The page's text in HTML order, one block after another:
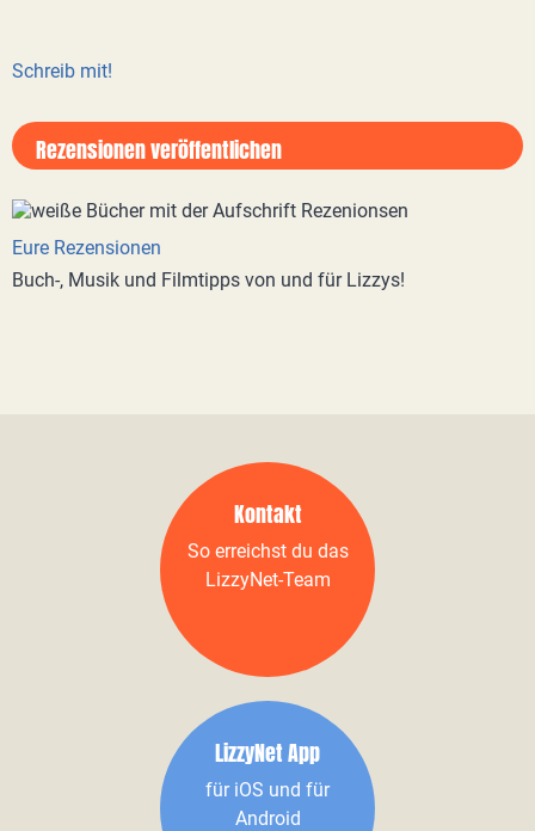
Schreib mit!
Rezensionen veröffentlichen
Eure Rezensionen
Buch-, Musik und Filmtipps von und für Lizzys!
Kontakt
So erreichst du das
LizzyNet-Team
LizzyNet App
für iOS und für
Android